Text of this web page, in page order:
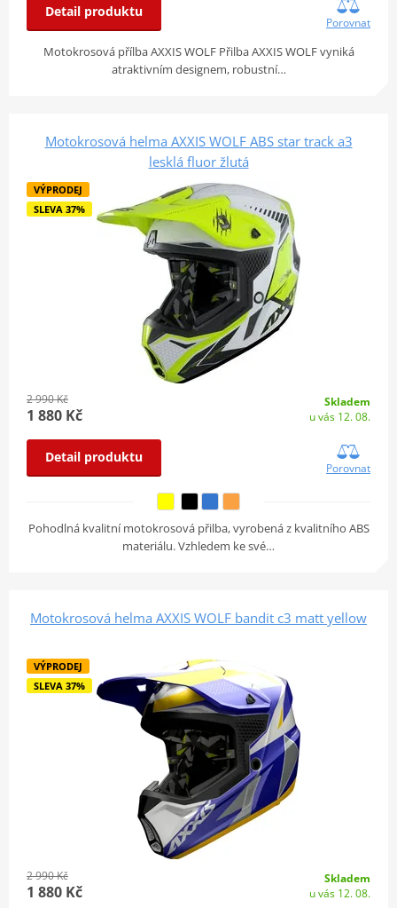
Detail produktu
Porovnat
Motokrosová přílba AXXIS WOLF Přilba AXXIS WOLF vyniká
atraktivním designem, robustní…
Motokrosová helma AXXIS WOLF ABS star track a3
lesklá fluor žlutá
VÝPRODEJ
SLEVA 37%
2 990 Kč
1 880 Kč
Skladem
u vás 12. 08.
Detail produktu
Porovnat
Pohodlná kvalitní motokrosová přilba, vyrobená z kvalitního ABS
materiálu. Vzhledem ke své…
Motokrosová helma AXXIS WOLF bandit c3 matt yellow
VÝPRODEJ
SLEVA 37%
2 990 Kč
1 880 Kč
Skladem
u vás 12. 08.